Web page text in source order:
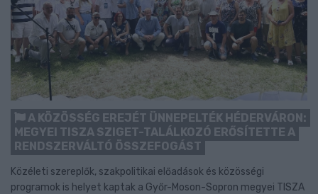
A KÖZÖSSÉG EREJÉT ÜNNEPELTÉK HÉDERVÁRON:
MEGYEI TISZA SZIGET-TALÁLKOZÓ ERŐSÍTETTE A
RENDSZERVÁLTÓ ÖSSZEFOGÁST
Közéleti szereplők, szakpolitikai előadások és közösségi
programok is helyet kaptak a Győr-Moson-Sopron megyei TISZA